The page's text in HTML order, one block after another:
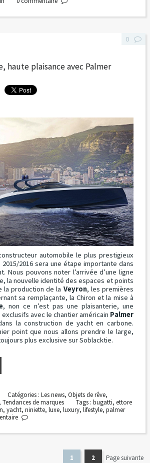
haute plaisance avec Palmer
automobile le plus prestigieux
2016 sera une étape importante dans
Nous pouvons noter l’arrivée d’une ligne
la nouvelle identité des espaces et points
la production de la Veyron, les premières
sa remplaçante, la Chiron et la mise à
, non ce n’est pas une plaisanterie, une
avec le chantier américain Palmer
la construction de yacht en carbone.
point que nous allons prendre le large,
plus exclusive sur Soblacktie.
Catégories : Les news, Objets de rêve,
Tendances de marques Tags :bugatti,ettore
, yacht, niniette, luxe, luxury, lifestyle, palmer
0
1 2 Page suivante